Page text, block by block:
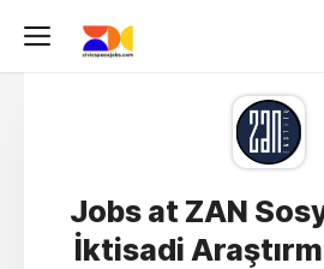
Jobs at ZAN
İktisadi